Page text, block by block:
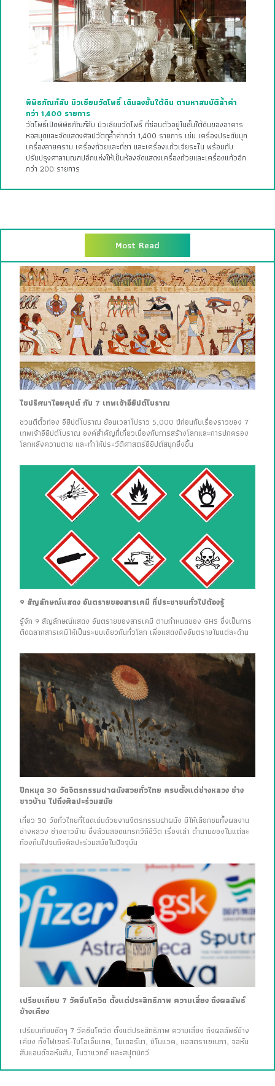
พิพิธภัณฑ์ลับ มิวเซียมวัดโพธิ์ เดินลงชั้นใต้ดิน ตามหาสมบัติล้ำค่า
กว่า 1,400 รายการ
วัดโพธิ์เปิดพิพิธภัณฑ์ลับ มิวเซียมวัดโพธิ์ ที่ซ่อนตัวอยู่ในชั้นใต้ดินของอาคาร
หอสมุดและจัดแสดงศิลปวัตถุล้ำค่ากว่า 1,400 รายการ เช่น เครื่องประดับมุก
เครื่องลายคราม เครื่องถ้วยและที่ชา และเครื่องแก้วเจียระไน พร้อมกับ
ปรับปรุงศาลามณฑปอีกแห่งให้เป็นห้องจัดแสดงเครื่องถ้วยและเครื่องแก้วอีก
กว่า 200 รายการ
Most Read
ไขปริศนาไอยคุปต์ กับ 7 เทพเจ้าอียิปต์โบราณ
ชวนตีตั๋วท่อง อียิปต์โบราณ ย้อนเวลาไปราว 5,000 ปีก่อนกับเรื่องราวของ 7
เทพเจ้าอียิปต์โบราณ องค์สำคัญที่เกี่ยวเนื่องกับการสร้างโลกและการปกครอง
โลกหลังความตาย และทำให้ประวัติศาสตร์อียิปต์สนุกยิ่งขึ้น
9 สัญลักษณ์แสดง อันตรายของสารเคมี ที่ประชาชนทั่วไปต้องรู้
รู้จัก 9 สัญลักษณ์แสดง อันตรายของสารเคมี ตามกำหนดของ GHS ซึ่งเป็นการ
ติดฉลากสารเคมีให้เป็นระบบเดียวกันทั่วโลก เพื่อแสดงถึงอันตรายในแต่ละด้าน
ปักหมุด 30 วัดจิตรกรรมฝาผนังสวยทั่วไทย ครบตั้งแต่ช่างหลวง ช่าง
ชาวบ้าน ไปถึงศิลปะร่วมสมัย
เที่ยว 30 วัดทั่วไทยที่โดดเด่นด้วยงานจิตรกรรมฝาผนัง มีให้เลือกชมทั้งผลงาน
ช่างหลวง ช่างชาวบ้าน ซึ่งล้วนสอดแทรกวิถีชีวิต เรื่องเล่า ตำนานของในแต่ละ
ท้องถิ่นไปจนถึงศิลปะร่วมสมัยในปัจจุบัน
เปรียบเทียบ 7 วัคซีนโควิด ตั้งแต่ประสิทธิภาพ ความเสี่ยง ถึงผลลัพธ์
ข้างเคียง
เปรียบเทียบชัดๆ 7 วัคซีนโควิด ตั้งแต่ประสิทธิภาพ ความเสี่ยง ถึงผลลัพธ์ข้าง
เคียง ทั้งไฟเซอร์-ไบโอเอ็นเทค, โมเดอร์นา, ซิโนแวค, แอสตราเซเนกา, จอห์น
สันแอนด์จอห์นสัน, โนวาแวกซ์ และสปุตนิกวี